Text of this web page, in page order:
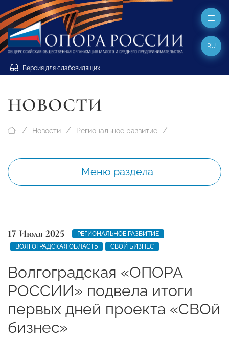
Версия для слабовидящих
RU
НОВОСТИ
Новости Региональное развитие
Меню раздела
17 Июля 2025
РЕГИОНАЛЬНОЕ РАЗВИТИЕ
ВОЛГОГРАДСКАЯ ОБЛАСТЬ
СВОЙ БИЗНЕС
Волгоградская «ОПОРА
РОССИИ» подвела итоги
первых дней проекта «СВОй
бизнес»